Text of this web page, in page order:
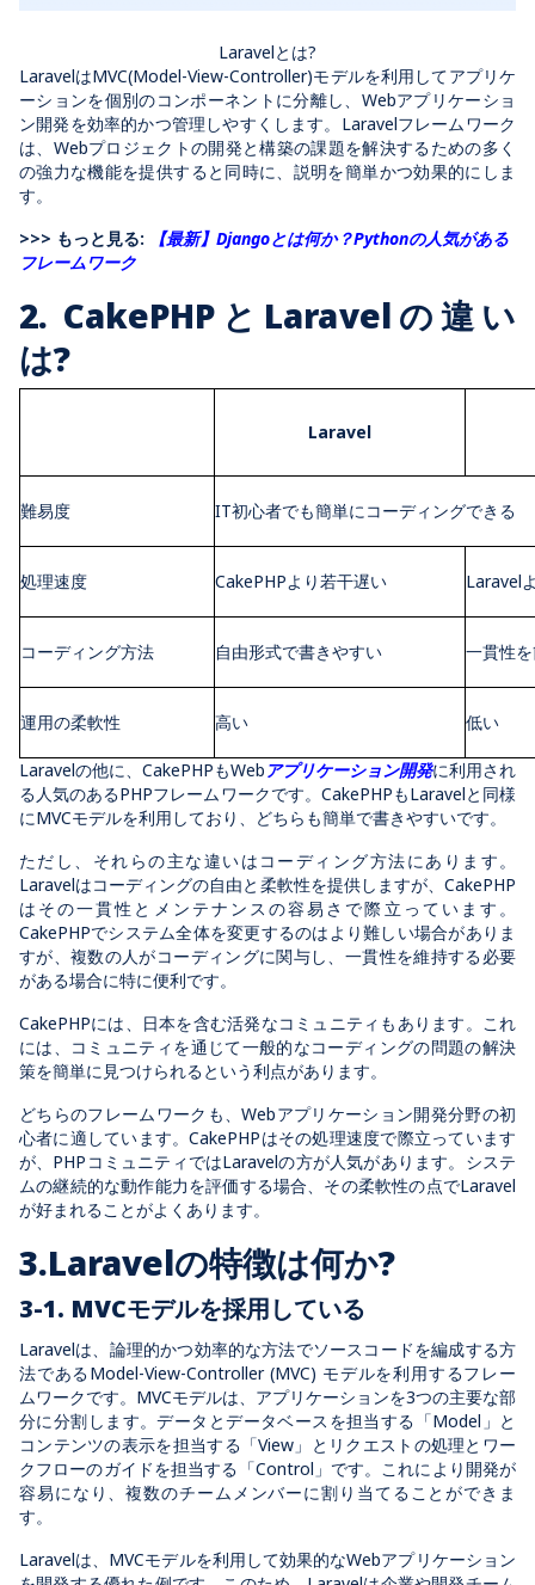
Laravelとは?
LaravelはMVC(Model-View-Controller)モデルを利用してアプリケ
ーションを個別のコンポーネントに分離し、Webアプリケーショ
ン開発を効率的かつ管理しやすくします。Laravelフレームワーク
は、Webプロジェクトの開発と構築の課題を解決するための多く
の強力な機能を提供すると同時に、説明を簡単かつ効果的にしま
す。
>>> もっと見る:
【最新】Djangoとは何か？Pythonの人気がある
フレームワーク
2. CakePHPとLaravelの違い
は?
Laravel
難易度 IT初心者でも簡単にコーディングできる
処理速度 CakePHPより若干遅い Laravel
コーディング方法 自由形式で書きやすい 一貫性
運用の柔軟性 高い 低い
Laravelの他に、CakePHPもWeb アプリケーション開発に利用され
る人気のあるPHPフレームワークです。CakePHPもLaravelと同様
にMVCモデルを利用しており、どちらも簡単で書きやすいです。
ただし、それらの主な違いはコーディング方法にあります。
Laravelはコーディングの自由と柔軟性を提供しますが、CakePHP
はその一貫性とメンテナンスの容易さで際立っています。
CakePHPでシステム全体を変更するのはより難しい場合がありま
すが、複数の人がコーディングに関与し、一貫性を維持する必要
がある場合に特に便利です。
CakePHPには、日本を含む活発なコミュニティもあります。これ
には、コミュニティを通じて一般的なコーディングの問題の解決
策を簡単に見つけられるという利点があります。
どちらのフレームワークも、Webアプリケーション開発分野の初
心者に適しています。CakePHPはその処理速度で際立っています
が、PHPコミュニティではLaravelの方が人気があります。システ
ムの継続的な動作能力を評価する場合、その柔軟性の点でLaravel
が好まれることがよくあります。
3.Laravelの特徴は何か?
3-1. MVCモデルを採用している
Laravelは、論理的かつ効率的な方法でソースコードを編成する方
法であるModel-View-Controller (MVC) モデルを利用するフレー
ムワークです。MVCモデルは、アプリケーションを3つの主要な部
分に分割します。データとデータベースを担当する「Model」と
コンテンツの表示を担当する「View」とリクエストの処理とワー
クフローのガイドを担当する「Control」です。これにより開発が
容易になり、複数のチームメンバーに割り当てることができま
す。
Laravelは、MVCモデルを利用して効果的なWebアプリケーション